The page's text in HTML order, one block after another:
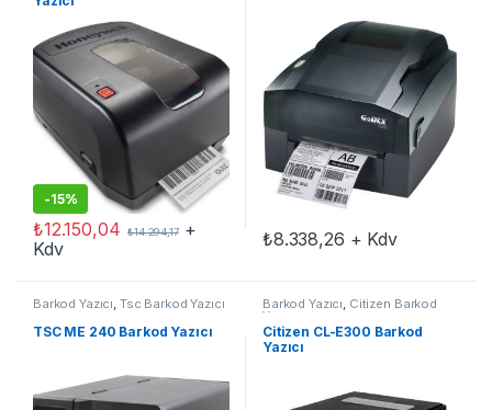
-15%
₺12.150,04 ₺14.294,17+
Kdv
₺8.338,26 + Kdv
Barkod Yazıcı, Tsc Barkod Yazıcı
TSC ME 240 Barkod Yazıcı
Barkod Yazıcı, Citizen Barkod
Yazıcı
Citizen CL-E300 Barkod
Yazıcı